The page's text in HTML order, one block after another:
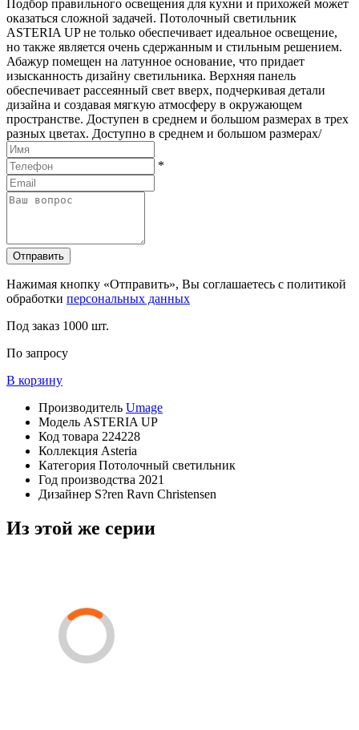
Подбор правильного освещения для кухни и прихожей может
оказаться сложной задачей. Потолочный светильник
ASTERIA UP не только обеспечивает идеальное освещение,
но также является очень сдержанным и стильным решением.
Абажур помещен на латунное основание, что придает
изысканность дизайну светильника. Верхняя панель
обеспечивает рассеянный свет вверх, подчеркивая детали
дизайна и создавая мягкую атмосферу в окружающем
пространстве. Доступен в среднем и большом размерах в трех
разных цветах. Доступно в среднем и большом размерах/
*
Отправить
Нажимая кнопку «Отправить», Вы соглашаетесь с политикой
обработки персональных данных
Под заказ 1000 шт.
По запросу
В корзину
Производитель Umage
Модель ASTERIA UP
Код товара 224228
Коллекция Asteria
Категория Потолочный светильник
Год производства 2021
Дизайнер S?ren Ravn Christensen
Из этой же серии